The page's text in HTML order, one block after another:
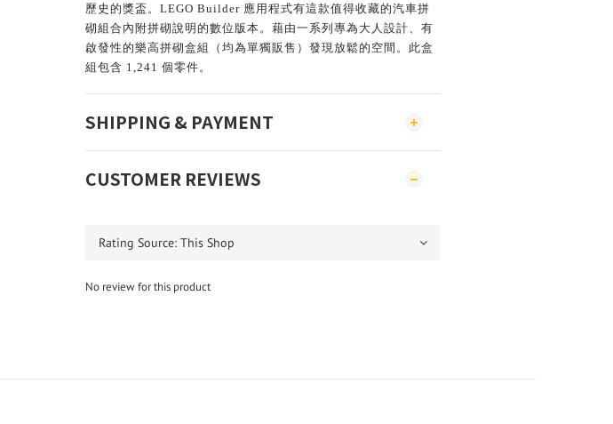
歷史的獎盃。LEGO Builder 應用程式有這款值得收藏的汽車拼
砌組合內附拼砌說明的數位版本。藉由一系列專為大人設計、有
啟發性的樂高拼砌盒組（均為單獨販售）發現放鬆的空間。此盒
組包含 1,241 個零件。
SHIPPING & PAYMENT
CUSTOMER REVIEWS
No review for this product